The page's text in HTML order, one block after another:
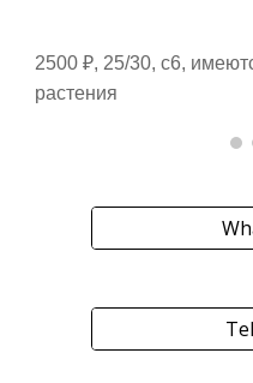
2500 ₽, 25/30, с6,
растения